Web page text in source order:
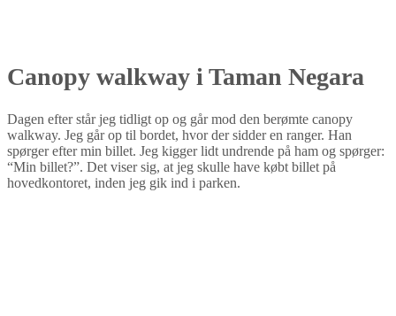
Canopy walkway i Taman Negara
Dagen efter står jeg tidligt op og går mod den berømte canopy
walkway. Jeg går op til bordet, hvor der sidder en ranger. Han
spørger efter min billet. Jeg kigger lidt undrende på ham og spørger:
“Min billet?”. Det viser sig, at jeg skulle have købt billet på
hovedkontoret, inden jeg gik ind i parken.